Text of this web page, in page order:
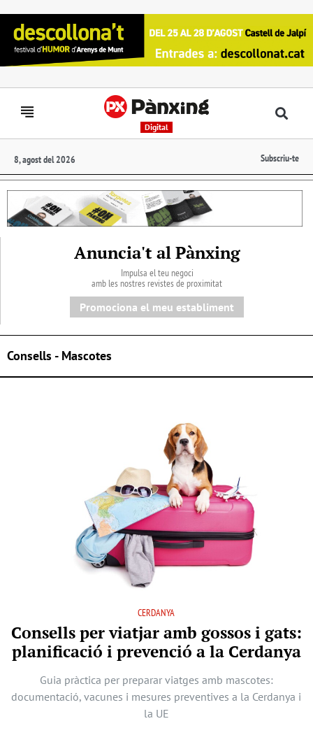
Digital
8, agost del 2026 Subscriu-te
Anuncia't al Pànxing
Impulsa el teu negoci
amb les nostres revistes de proximitat
Promociona el meu establiment
Consells - Mascotes
CERDANYA
Consells per viatjar amb gossos i gats:
planificació i prevenció a la Cerdanya
Guia pràctica per preparar viatges amb mascotes:
documentació, vacunes i mesures preventives a la Cerdanya i
la UE